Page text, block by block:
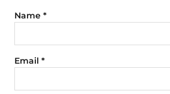
Name *
Email *